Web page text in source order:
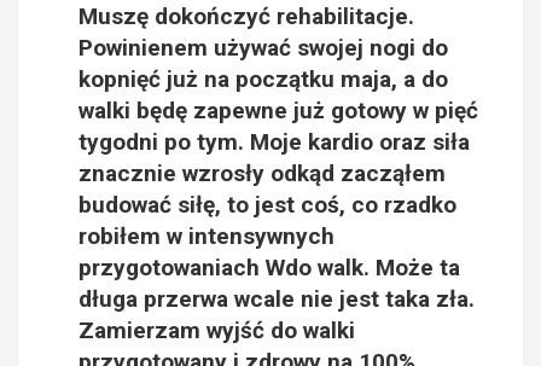
Muszę dokończyć rehabilitacje.
Powinienem używać swojej nogi do
kopnięć już na początku maja, a do
walki będę zapewne już gotowy w pięć
tygodni po tym. Moje kardio oraz siła
znacznie wzrosły odkąd zacząłem
budować siłę, to jest coś, co rzadko
robiłem w intensywnych
przygotowaniach Wdo walk. Może ta
długa przerwa wcale nie jest taka zła.
Zamierzam wyjść do walki